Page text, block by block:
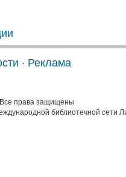
· Реклама
права защищены
библиотечной сети